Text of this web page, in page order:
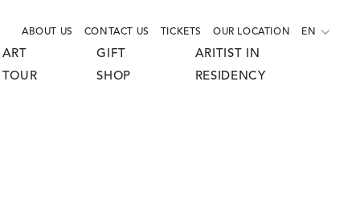
ABOUT US CONTACT US TICKETS OUR LOCATION EN
ART
TOUR
GIFT
SHOP
ARITIST IN
RESIDENCY